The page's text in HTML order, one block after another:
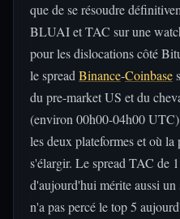
que de se résoudre
BLUAI et TAC sur une
pour les dislocations côté
le spread Binance-Coinbase
du pre-market US et du
(environ 00h00-04h00
les deux plateformes et où la
s'élargir. Le spread TAC de
d'aujourd'hui mérite aussi
n'a pas percé le top 5